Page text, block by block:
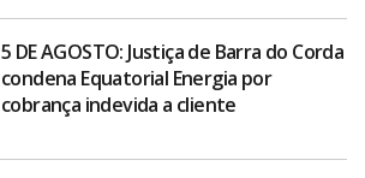
5 DE AGOSTO: Justiça de Barra do Corda
condena Equatorial Energia por
cobrança indevida a cliente